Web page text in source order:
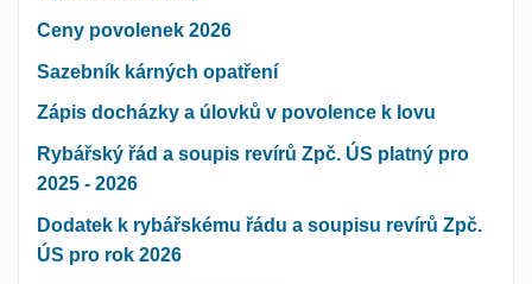
Ceny povolenek 2026
Sazebník kárných opatření
Zápis docházky a úlovků v povolence k lovu
Rybářský řád a soupis revírů Zpč. ÚS platný pro
2025 - 2026
Dodatek k rybářskému řádu a soupisu revírů Zpč.
ÚS pro rok 2026